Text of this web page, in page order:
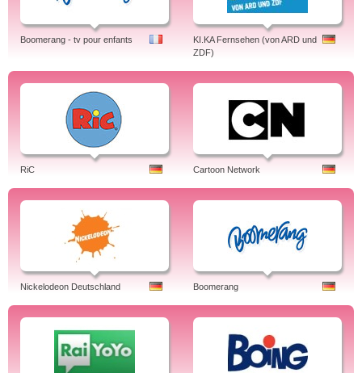
Boomerang - tv pour enfants
KI.KA Fernsehen (von ARD und
ZDF)
RiC Cartoon Network
Nickelodeon Deutschland Boomerang